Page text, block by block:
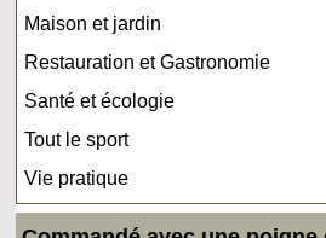
Maison et jardin
Restauration et Gastronomie
Santé et écologie
Tout le sport
Vie pratique